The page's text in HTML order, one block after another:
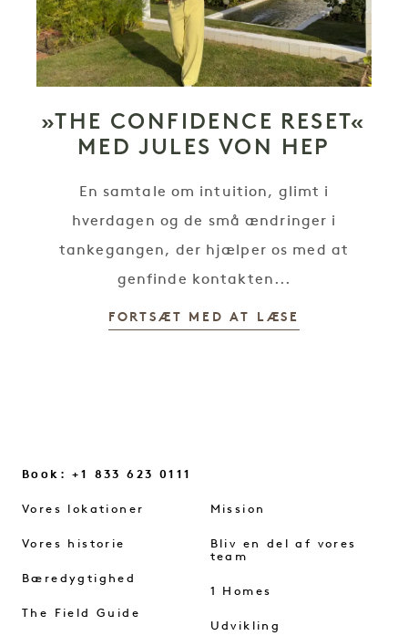
»THE CONFIDENCE RESET«
MED JULES VON HEP
En samtale om intuition, glimt i
hverdagen og de små ændringer i
tankegangen, der hjælper os med at
genfinde kontakten...
FORTSÆT MED AT LÆSE
Book: +1 833 623 0111
Vores lokationer
Vores historie
Bæredygtighed
The Field Guide
Mission
Bliv en del af vores
team
1 Homes
Udvikling